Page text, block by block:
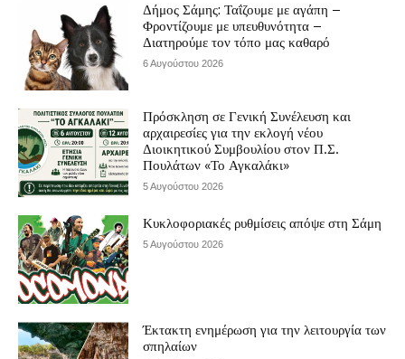
Δήμος Σάμης: Ταΐζουμε με αγάπη –
Φροντίζουμε με υπευθυνότητα –
Διατηρούμε τον τόπο μας καθαρό
6 Αυγούστου 2026
Πρόσκληση σε Γενική Συνέλευση και
αρχαιρεσίες για την εκλογή νέου
Διοικητικού Συμβουλίου στον Π.Σ.
Πουλάτων «Το Αγκαλάκι»
5 Αυγούστου 2026
Κυκλοφοριακές ρυθμίσεις απόψε στη Σάμη
5 Αυγούστου 2026
Έκτακτη ενημέρωση για την λειτουργία των
σπηλαίων